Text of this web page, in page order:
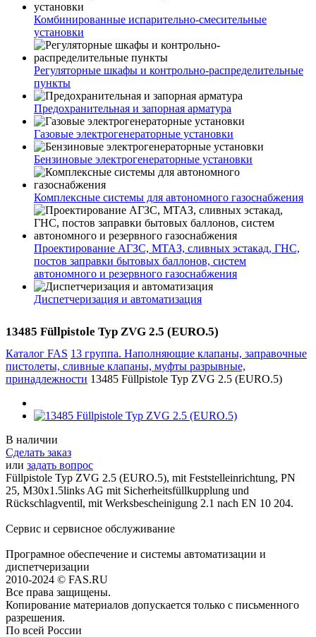
Комбинированные испарительно-смесительные
установки
Регуляторные шкафы и контрольно-распределительные
пункты
Предохранительная и запорная арматура
Газовые электрогенераторные установки
Бензиновые электрогенераторные установки
Комплексные системы для автономного газоснабжения
Проектирование АГЗС, МТАЗ, сливных эстакад, ГНС,
постов заправки бытовых баллонов, систем
автономного и резервного газоснабжения
Диспетчеризация и автоматизация
13485 Füllpistole Typ ZVG 2.5 (EURO.5)
Каталог FAS 13 группа. Наполняющие клапаны, заправочные
пистолеты, сливные клапаны, муфты разрывные,
принадлежности 13485 Füllpistole Typ ZVG 2.5 (EURO.5)
В наличии
Сделать заказ
или задать вопрос
Füllpistole Typ ZVG 2.5 (EURO.5), mit Feststelleinrichtung, PN
25, M30x1.5links AG mit Sicherheitsfüllkupplung und
Rückschlagventil, mit Werksbescheinigung 2.1 nach EN 10 204.
Сервис и сервисное обслуживание
Програмное обеспечение и системы автоматизации и
диспетчеризации
2010-2024 © FAS.RU
Все права защищены.
Копирование материалов допускается только с письменного
разрешения.
По всей России